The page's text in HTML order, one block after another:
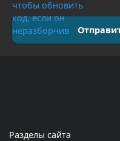
Разделы сайта